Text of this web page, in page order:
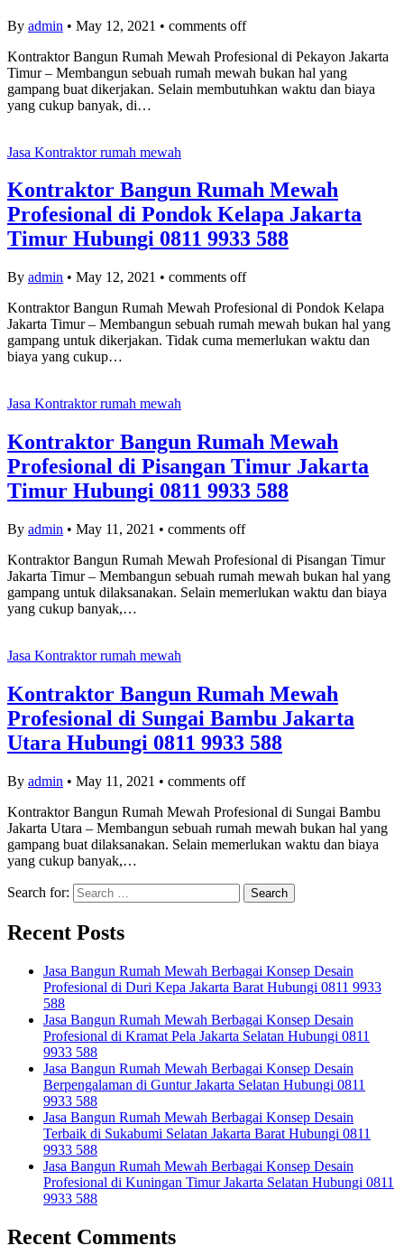
By admin • May 12, 2021 • comments off
Kontraktor Bangun Rumah Mewah Profesional di Pekayon Jakarta
Timur – Membangun sebuah rumah mewah bukan hal yang
gampang buat dikerjakan. Selain membutuhkan waktu dan biaya
yang cukup banyak, di…
Jasa Kontraktor rumah mewah
Kontraktor Bangun Rumah Mewah
Profesional di Pondok Kelapa Jakarta
Timur Hubungi 0811 9933 588
By admin • May 12, 2021 • comments off
Kontraktor Bangun Rumah Mewah Profesional di Pondok Kelapa
Jakarta Timur – Membangun sebuah rumah mewah bukan hal yang
gampang untuk dikerjakan. Tidak cuma memerlukan waktu dan
biaya yang cukup…
Jasa Kontraktor rumah mewah
Kontraktor Bangun Rumah Mewah
Profesional di Pisangan Timur Jakarta
Timur Hubungi 0811 9933 588
By admin • May 11, 2021 • comments off
Kontraktor Bangun Rumah Mewah Profesional di Pisangan Timur
Jakarta Timur – Membangun sebuah rumah mewah bukan hal yang
gampang untuk dilaksanakan. Selain memerlukan waktu dan biaya
yang cukup banyak,…
Jasa Kontraktor rumah mewah
Kontraktor Bangun Rumah Mewah
Profesional di Sungai Bambu Jakarta
Utara Hubungi 0811 9933 588
By admin • May 11, 2021 • comments off
Kontraktor Bangun Rumah Mewah Profesional di Sungai Bambu
Jakarta Utara – Membangun sebuah rumah mewah bukan hal yang
gampang buat dilaksanakan. Selain memerlukan waktu dan biaya
yang cukup banyak,…
Search for:
Recent Posts
Jasa Bangun Rumah Mewah Berbagai Konsep Desain
Profesional di Duri Kepa Jakarta Barat Hubungi 0811 9933
588
Jasa Bangun Rumah Mewah Berbagai Konsep Desain
Profesional di Kramat Pela Jakarta Selatan Hubungi 0811
9933 588
Jasa Bangun Rumah Mewah Berbagai Konsep Desain
Berpengalaman di Guntur Jakarta Selatan Hubungi 0811
9933 588
Jasa Bangun Rumah Mewah Berbagai Konsep Desain
Terbaik di Sukabumi Selatan Jakarta Barat Hubungi 0811
9933 588
Jasa Bangun Rumah Mewah Berbagai Konsep Desain
Profesional di Kuningan Timur Jakarta Selatan Hubungi 0811
9933 588
Recent Comments